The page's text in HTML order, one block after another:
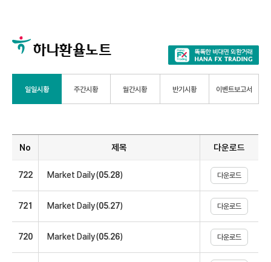
하나환율노트
일일시황 주간시황 월간시황 반기시황 이벤트보고서
No 제목 다운로드
722 Market Daily(05.28) 다운로드
721 Market Daily(05.27) 다운로드
720 Market Daily(05.26) 다운로드